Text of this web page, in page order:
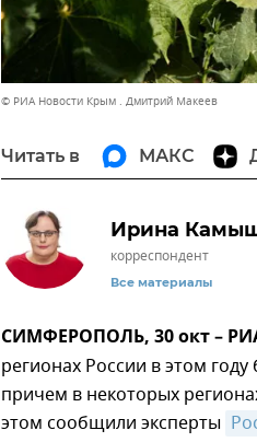
© РИА Новости Крым . Дмитрий Макеев
Читать в МАКС
Ирина
корреспондент
Все материалы
СИМФЕРОПОЛЬ, 30 окт –
регионах России в этом
причем в некоторых
этом сообщили эксперты